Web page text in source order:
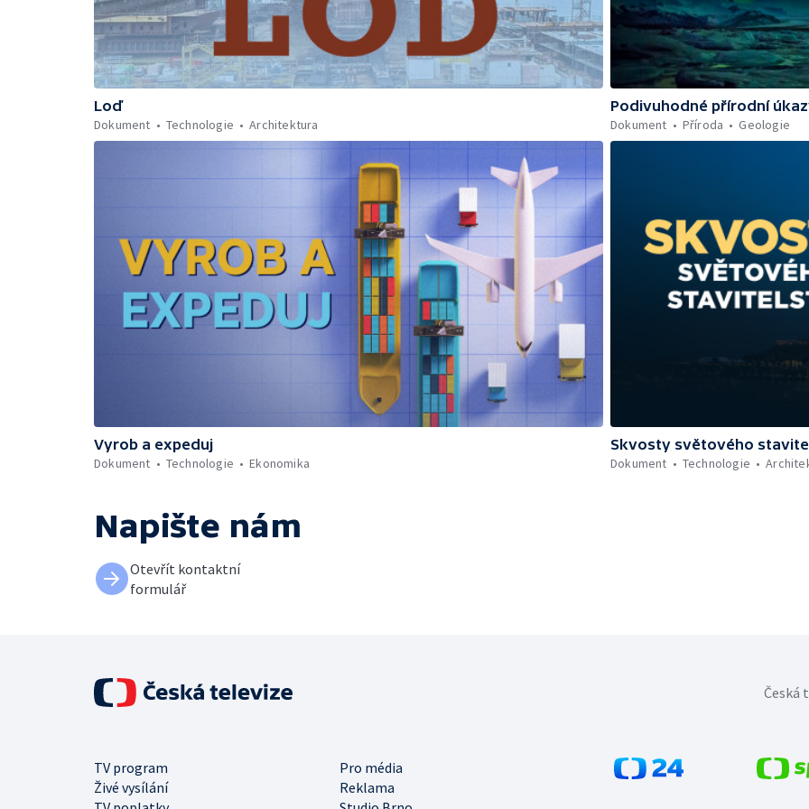
Loď
Dokument
Technologie Architektura
Podivuhodné přírodní
Dokument
Příroda Geologie
Vyrob a expeduj
Dokument
Technologie Ekonomika
Skvosty světového
Dokument
Technologie
Napište nám
Otevřít kontaktní
formulář
TV program
Pro média
Živé vysílání
Reklama
Česká